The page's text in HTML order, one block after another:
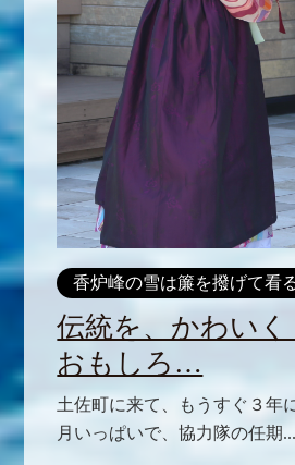
香炉峰の雪は簾を撥げて看
伝統を、かわいく
おもしろ…
土佐町に来て、もうすぐ３年
月いっぱいで、協力隊の任期...